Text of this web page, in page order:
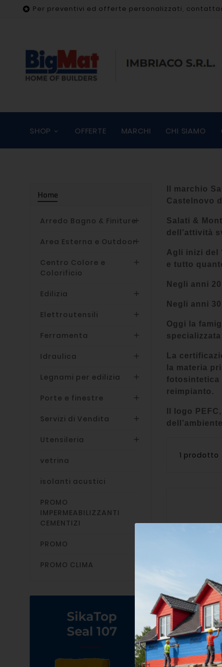
 Per preventivi ed offerte personalizzati,
SHOP OFFERTE MARCHI CHI SIAMO
Home
Arredo Bagno & Finiture
Area Esterna e Outdoor
Centro Colore e
Colorificio

Edilizia 
Elettroutensili 
Ferramenta 
Idraulica 
Legnami per edilizia 
Porte e finestre 
Servizi di Vendita 
Utensileria 
vetrina
isolanti acustici
PROMO
IMPERMEABILIZZANTI
CEMENTIZI
PROMO
PROMO CLIMA
Il marchio
Castelnovo
Salati &
dell’attività
Agli inizi del
e tutto
Negli anni
Negli anni
Oggi la
La
la materia
fotosintetica
reimpianto.
Il logo
1 prodotto